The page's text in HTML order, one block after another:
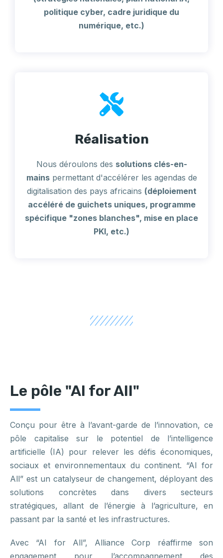
politique cyber, cadre juridique du
numérique, etc.)
Réalisation
Nous déroulons des solutions clés-en-
mainspermettant d'accélérer les agendas de
digitalisation des pays africains (déploiement
accéléré de guichets uniques, programme
spécifique "zones blanches", mise en place
PKI, etc.)
Le pôle "AI for All"
Conçu pour être à l’avant-garde de l’innovation, ce
pôle capitalise sur le potentiel de l’intelligence
artificielle (IA) pour relever les défis économiques,
sociaux et environnementaux du continent. “AI for
All” est un catalyseur de changement, déployant des
solutions concrètes dans divers secteurs
stratégiques, allant de l’énergie à l’agriculture, en
passant par la santé et les infrastructures.
Avec “AI for All”, Alliance Corp réaffirme son
engagement pour l’accompagnement des